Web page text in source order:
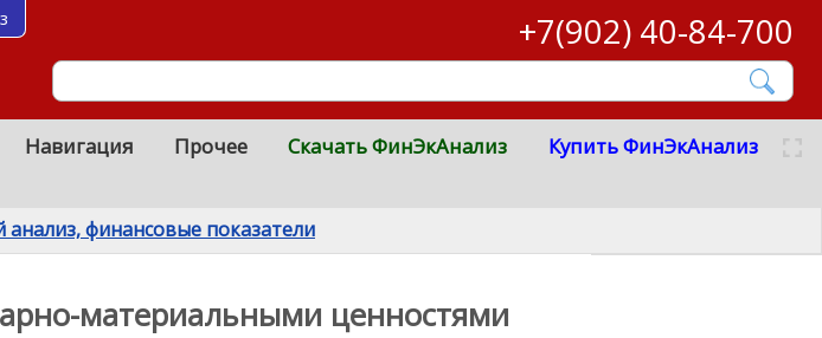
+7(902) 40-84-700
Навигация Прочее Скачать ФинЭкАнализ Купить ФинЭкАнализ
финансовые показатели
материальными ценностями